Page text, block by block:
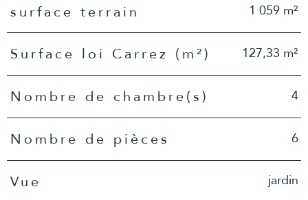
surface terrain 1 059 m²
Surface loi Carrez (m²) 127,33 m²
Nombre de chambre(s) 4
Nombre de pièces 6
Vue jardin